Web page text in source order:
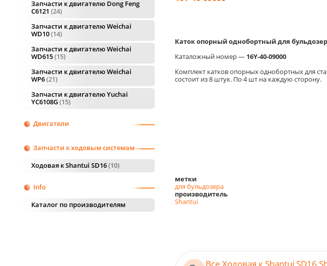
Запчасти к двигателю Dong Feng
C6121 24
Запчасти к двигателю Weichai
WD10 14
Запчасти к двигателю Weichai
WD615 15
Запчасти к двигателю Weichai
WP6 21
Запчасти к двигателю Yuchai
YC6108G 15
Двигатели
Запчасти к ходовым системам
Ходовая к Shantui SD16 10
Info
Каталог по производителям
Каток опорный однобортный для
Каталожный номер — 16Y-40-09000
Комплект катков опорных однобортных для
состоит из 8 штук. По 4 шт на каждую сторону.
метки
для бульдозера
производитель
Shantui